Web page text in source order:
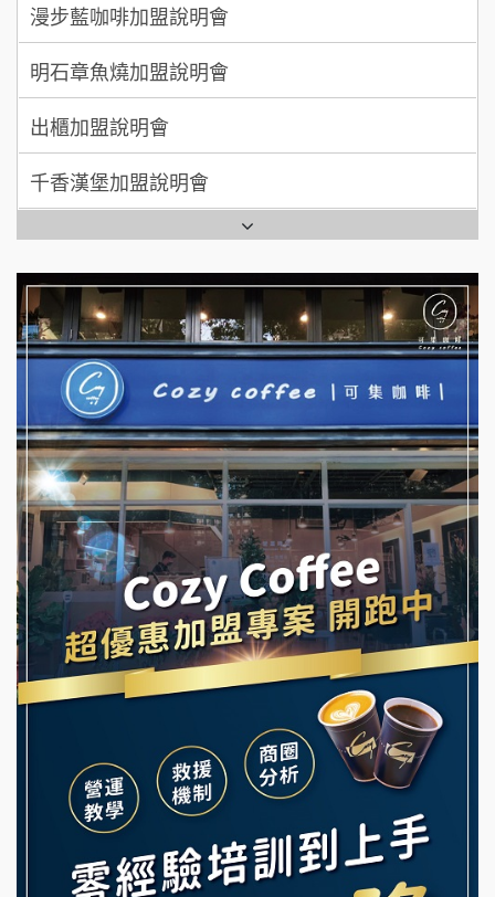
MUSHEN徵SPA美容芳療師
日十。早午食加盟說明會
拾鑶火鍋加盟說明會
全家加盟說明會
台灣G湯加盟說明會
彭富貴加盟說明會
NU PASTA義大利麵加盟說明會
潮鍋癮加盟說明會
蓁伙烤倆吃加盟說明會
霏等茶加盟說明會
早安山丘加盟說明會
冰封仙果加盟說明會
Ramble Café 漫步藍咖啡加盟說明會
微風亭鐵板燒加盟說明會
鮮茶道加盟說明會
【曉妍美妝】誠徵行政櫃檯
明石章魚燒加盟說明會
出櫃加盟說明會
千香漢堡加盟說明會
七盞茶加盟說明會
拉亞漢堡加盟說明會
杜芳子古味茶鋪加盟說明會
優握握×酸奶大獅加盟說明會
冬城門加盟說明會
拾鑶火鍋加盟說明會
阿性情趣無人販售所加盟明會
龍涎居好湯加盟說明會
舒油頭加盟說明會
韓金量加盟說明會
Mr.Wish加盟說明會
白鬍泡泡 BOHO POPO加盟說明會